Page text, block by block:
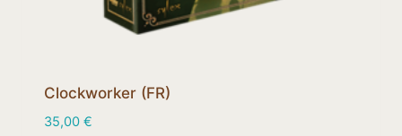
Clockworker (FR)
35,00 €